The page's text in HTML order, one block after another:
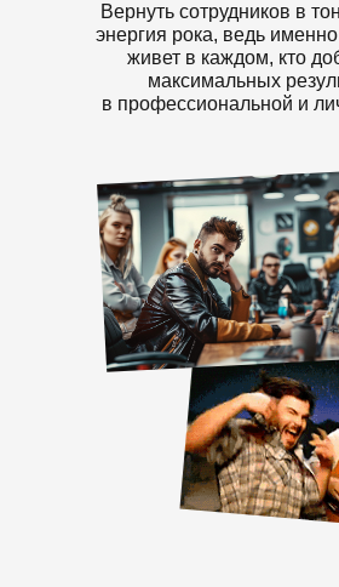
Вернуть сотрудников в
энергия рока, ведь именно
живет в каждом, кто
максимальных
в профессиональной и